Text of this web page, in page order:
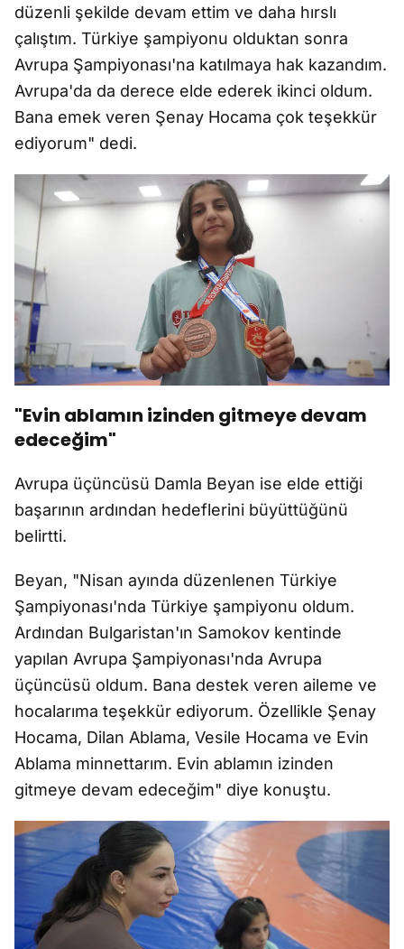
düzenli şekilde devam ettim ve daha hırslı
çalıştım. Türkiye şampiyonu olduktan sonra
Avrupa Şampiyonası'na katılmaya hak kazandım.
Avrupa'da da derece elde ederek ikinci oldum.
Bana emek veren Şenay Hocama çok teşekkür
ediyorum" dedi.
"Evin ablamın izinden gitmeye devam
edeceğim"
Avrupa üçüncüsü Damla Beyan ise elde ettiği
başarının ardından hedeflerini büyüttüğünü
belirtti.
Beyan, "Nisan ayında düzenlenen Türkiye
Şampiyonası'nda Türkiye şampiyonu oldum.
Ardından Bulgaristan'ın Samokov kentinde
yapılan Avrupa Şampiyonası'nda Avrupa
üçüncüsü oldum. Bana destek veren aileme ve
hocalarıma teşekkür ediyorum. Özellikle Şenay
Hocama, Dilan Ablama, Vesile Hocama ve Evin
Ablama minnettarım. Evin ablamın izinden
gitmeye devam edeceğim" diye konuştu.